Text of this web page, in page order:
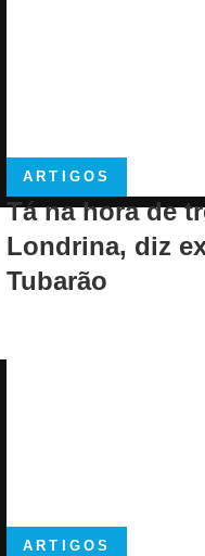
ARTIGOS
Tá na hora de
Londrina, diz
Tubarão
ARTIGOS